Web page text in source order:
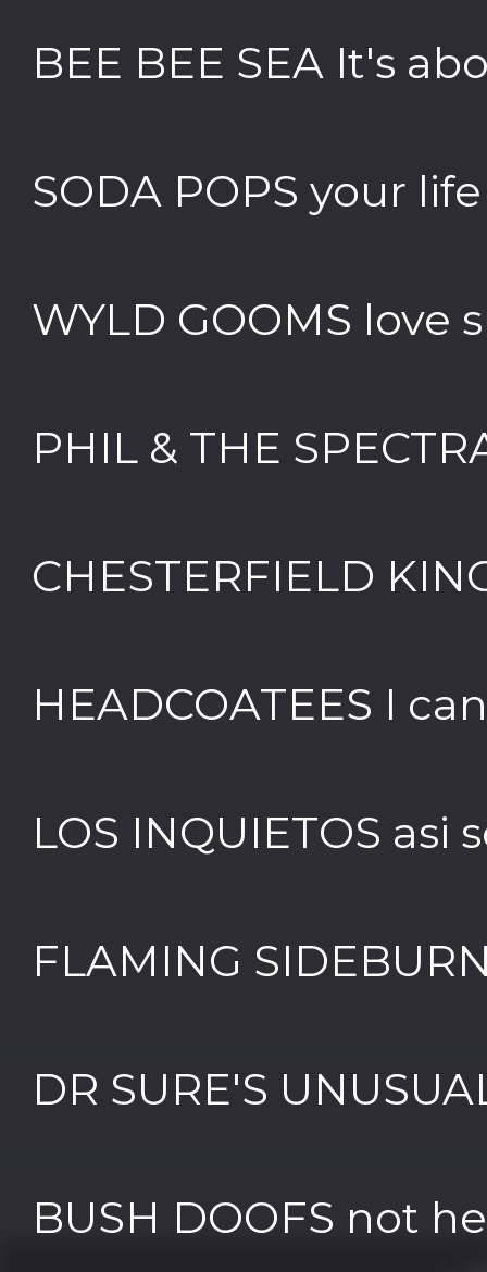
BEE BEE SEA It's
SODA POPS your
WYLD GOOMS love
PHIL & THE
CHESTERFIELD
HEADCOATEES I
LOS INQUIETOS asi
FLAMING
DR SURE'S
BUSH DOOFS not